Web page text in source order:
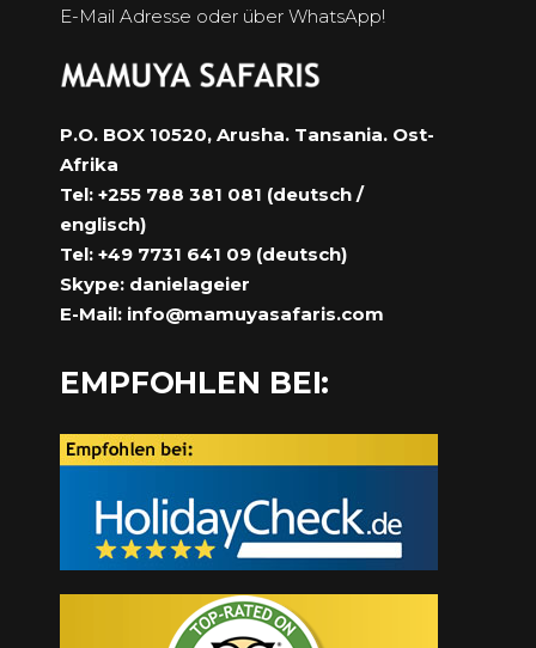
E-Mail Adresse oder über WhatsApp!
P.O. BOX 10520, Arusha. Tansania. Ost-
Afrika
Tel: +255 788 381 081 (deutsch /
englisch)
Tel: +49 7731 641 09 (deutsch)
Skype: danielageier
E-Mail: info@mamuyasafaris.com
EMPFOHLEN BEI: